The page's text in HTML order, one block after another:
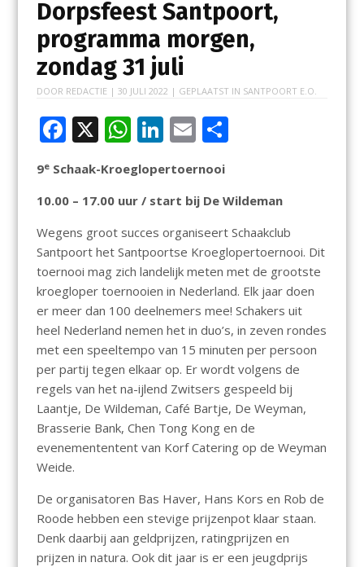
Dorpsfeest Santpoort,
programma morgen,
zondag 31 juli
DOOR REDACTIE | 30 JULI 2022 | GEPLAATST IN SANTPOORT E.O.
F
ac
e
b
o
o
k
X W
h
at
s
A
p
p
Li
k
e
dI
n
E
ai
l
D
n
9eSchaak-Kroeglopertoernooi
10.00 – 17.00 uur / start bij De Wildeman
Wegens groot succes organiseert Schaakclub
Santpoort het Santpoortse Kroeglopertoernooi. Dit
toernooi mag zich landelijk meten met de grootste
kroegloper toernooien in Nederland. Elk jaar doen
er meer dan 100 deelnemers mee! Schakers uit
heel Nederland nemen het in duo’s, in zeven rondes
met een speeltempo van 15 minuten per persoon
per partij tegen elkaar op. Er wordt volgens de
regels van het na-ijlend Zwitsers gespeeld bij
Laantje, De Wildeman, Café Bartje, De Weyman,
Brasserie Bank, Chen Tong Kong en de
evenemententent van Korf Catering op de Weyman
Weide.
De organisatoren Bas Haver, Hans Kors en Rob de
Roode hebben een stevige prijzenpot klaar staan.
Denk daarbij aan geldprijzen, ratingprijzen en
prijzen in natura. Ook dit jaar is er een jeugdprijs